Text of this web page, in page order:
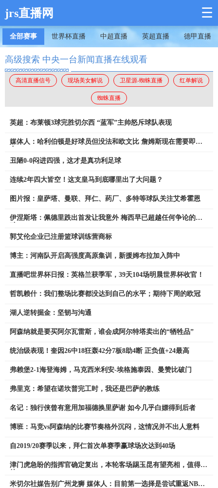
jrs直播网 ☰
全部赛事 世界杯直播 中超直播 英超直播 德甲直播
高级搜索 中央一台新闻直播在线观看
高清直播信号 现场美女解说 卫星源-蜘蛛直播 红单解说
蜘蛛直播
英超：布莱顿3球完胜切尔西 “蓝军”主帅怒斥球队表现
媒体人：哈利伯顿是好球员但没法和欧文比 詹姆斯现在需要即战
丑陋0-0闷进四强，这才是真功利足球
连续2年四大皆空！这支皇马到底哪里出了大问题？
图片报：皇萨塔、曼联、拜仁、药厂、多特等球队关注艾希霍恩
伊涅斯塔：佩德里跌出首发让我意外 梅西早已超越任何争论的范
郭艾伦企业已注册篮球训练营商标
博主：河南队开启高强度高原集训，新援姆布拉加入阵中
直播吧世界杯日报：英格兰获季军，39天104场明晨世界杯收官！
哲凯赖什：我们整场比赛都没达到自己的水平；期待下周的欧冠
湖人逆转掘金：坚韧与沟通
阿森纳就是要买阿尔瓦雷斯，谁会成阿尔特塔卖出的“牺牲品”
统治级表现！奎因26中18狂轰42分7板8助4断 正负值+24最高
弗赖堡2-1海登海姆，马克西米利安-埃格施泰因、曼赞比破门
弗里克：希望在诺坎普完工时，我还是巴萨的教练
名记：独行侠曾有意用加福德换里萨谢 如今几乎白嫖得到后者
博班：马竞vs阿森纳的比赛节奏格外沉闷，这情况并不出人意料
自2019/20赛季以来，拜仁首次单赛季赢球场次达到40场
津门虎急盼的指挥官确定复出，本轮客场踢玉昆有望亮相，值得期
米切尔社媒告别广州龙狮 媒体人：目前第一选择是尝试重返NBA